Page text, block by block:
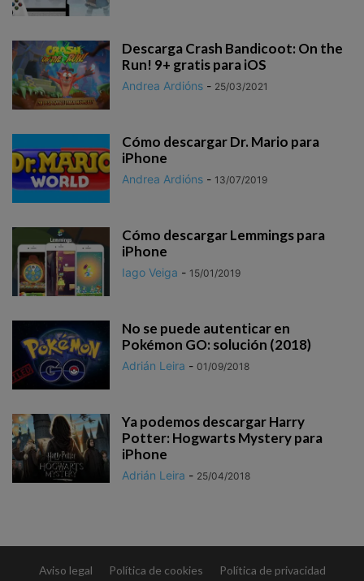
Descarga Crash Bandicoot: On the
Run‪!‬ 9+ gratis para iOS
Andrea Ardións - 25/03/2021
Cómo descargar Dr. Mario para
iPhone
Andrea Ardións - 13/07/2019
Cómo descargar Lemmings para
iPhone
Iago Veiga - 15/01/2019
No se puede autenticar en
Pokémon GO: solución (2018)
Adrián Leira - 01/09/2018
Ya podemos descargar Harry
Potter: Hogwarts Mystery para
iPhone
Adrián Leira - 25/04/2018
Aviso legal Política de cookies Política de privacidad